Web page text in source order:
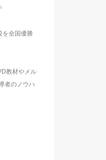
を全国優勝
教材やメル
者のノウハ